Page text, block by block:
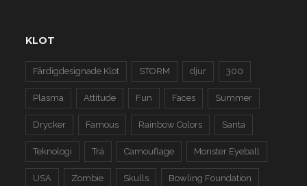
KLOT
Färdigdesignade Klot STORM djur 300
Plasma Attitude Fun Faces Summer
Drycker Famous Rainbow Colors Santa
Teknologi Trä Camouflage Monster Eyeball
USA Zombie Skulls Bowling Foundation